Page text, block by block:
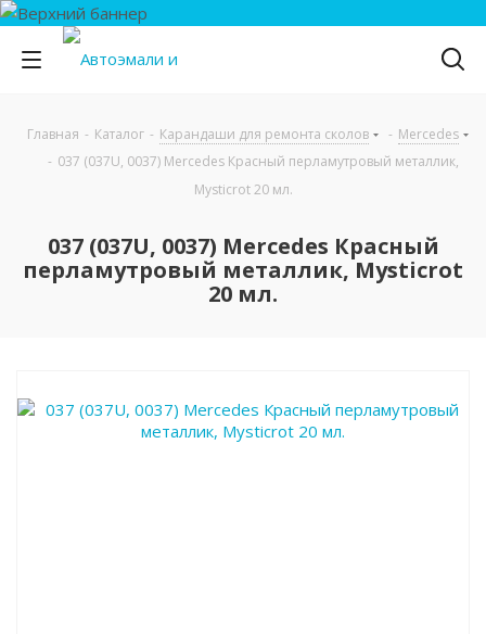
Главная - Каталог - Карандаши для ремонта сколов - Mercedes
- 037 (037U, 0037) Mercedes Красный перламутровый металлик,
Mysticrot 20 мл.
037 (037U, 0037) Mercedes Красный
перламутровый металлик, Mysticrot
20 мл.